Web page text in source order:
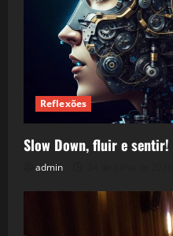
Reflexões
Slow Down, fluir e sentir!
admin